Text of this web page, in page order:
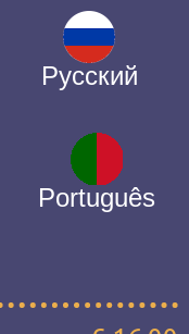
Русский
Português